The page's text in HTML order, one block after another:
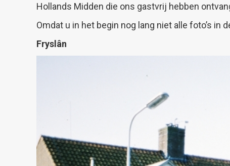
Hollands Midden die ons gastvrij hebben
Omdat u in het begin nog lang niet alle foto’s
Fryslân